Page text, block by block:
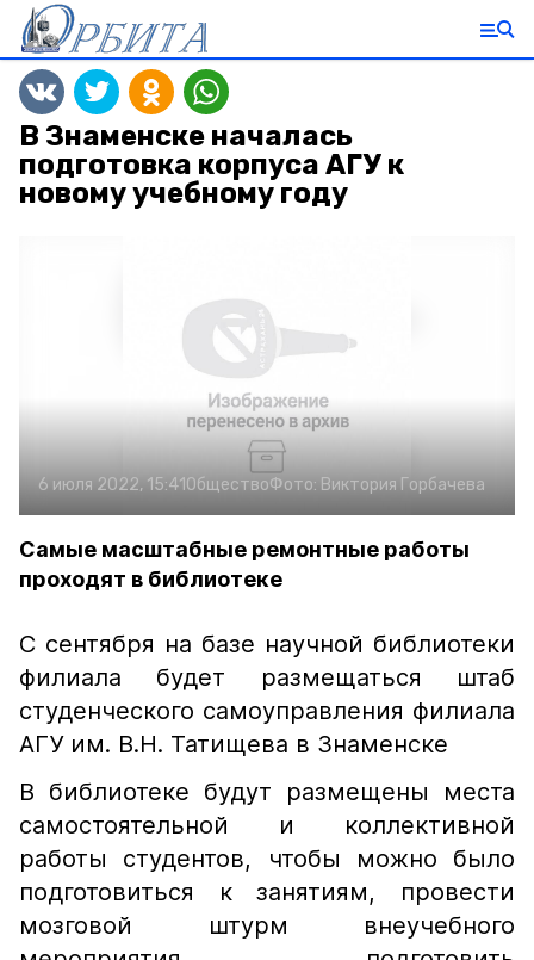
В Знаменске началась
подготовка корпуса АГУ к
новому учебному году
6 июля 2022, 15:41ОбществоФото: Виктория Горбачева
Самые масштабные ремонтные работы
проходят в библиотеке
С сентября на базе научной библиотеки
филиала будет размещаться штаб
студенческого самоуправления филиала
АГУ им. В.Н. Татищева в Знаменске
В библиотеке будут размещены места
самостоятельной и коллективной
работы студентов, чтобы можно было
подготовиться к занятиям, провести
мозговой штурм внеучебного